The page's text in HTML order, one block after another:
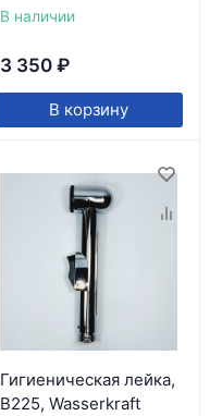
В наличии
3 350 ₽
В корзину
Гигиеническая лейка,
B225, Wasserkraft